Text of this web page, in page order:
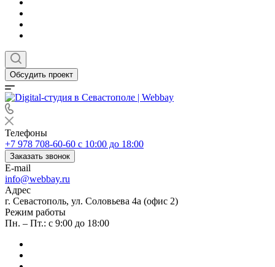
Обсудить проект
Телефоны
+7 978 708-60-60 c 10:00 до 18:00
Заказать звонок
E-mail
info@webbay.ru
Адрес
г. Севастополь, ул. Соловьева 4а (офис 2)
Режим работы
Пн. – Пт.: с 9:00 до 18:00